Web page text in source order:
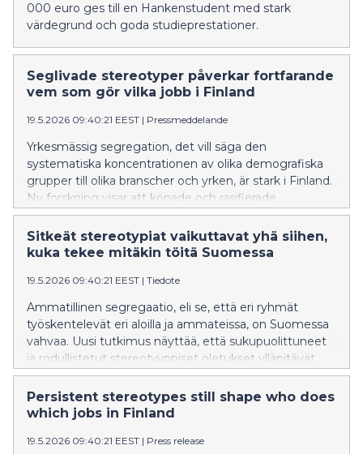
000 euro ges till en Hankenstudent med stark
värdegrund och goda studieprestationer.
Seglivade stereotyper påverkar fortfarande
vem som gör vilka jobb i Finland
19.5.2026 09:40:21 EEST | Pressmeddelande
Yrkesmässig segregation, det vill säga den
systematiska koncentrationen av olika demografiska
grupper till olika branscher och yrken, är stark i Finland.
Ny forskning visar att könade och rasifierade
stereotyper bidrar till att upprätthålla segregation inom
yrkesutbildningen.
Sitkeät stereotypiat vaikuttavat yhä siihen,
kuka tekee mitäkin töitä Suomessa
19.5.2026 09:40:21 EEST | Tiedote
Ammatillinen segregaatio, eli se, että eri ryhmät
työskentelevät eri aloilla ja ammateissa, on Suomessa
vahvaa. Uusi tutkimus näyttää, että sukupuolittuneet
ja rodullistetut stereotyyppiset oletukset ylläpitävät
segregaatiota ammatillisessa koulutuksessa.
Persistent stereotypes still shape who does
which jobs in Finland
19.5.2026 09:40:21 EEST | Press release